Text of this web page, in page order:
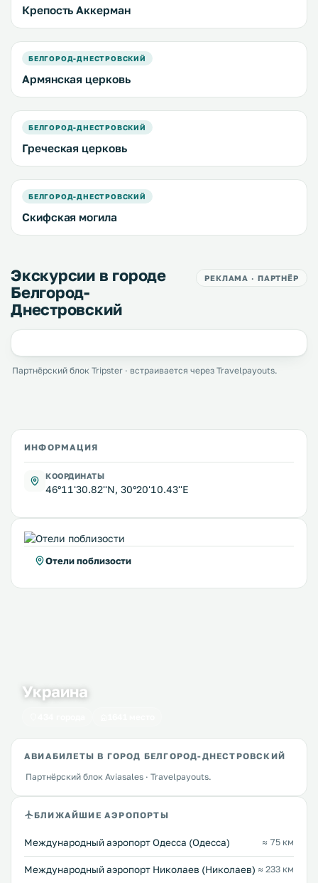
Крепость Аккерман
БЕЛГОРОД-ДНЕСТРОВСКИЙ
Армянская церковь
БЕЛГОРОД-ДНЕСТРОВСКИЙ
Греческая церковь
БЕЛГОРОД-ДНЕСТРОВСКИЙ
Скифская могила
Экскурсии в городе
Белгород-
Днестровский
РЕКЛАМА · ПАРТНЁР
Партнёрский блок Tripster · встраивается через Travelpayouts.
ИНФОРМАЦИЯ
КООРДИНАТЫ
46°11'30.82''N, 30°20'10.43''E
Отели поблизости
Украина
АВИАБИЛЕТЫ В ГОРОД БЕЛГОРОД-ДНЕСТРОВСКИЙ
Партнёрский блок Aviasales · Travelpayouts.
БЛИЖАЙШИЕ АЭРОПОРТЫ
Международный аэропорт Одесса (Одесса) ≈ 75 км
Международный аэропорт Николаев (Николаев) ≈ 233 км